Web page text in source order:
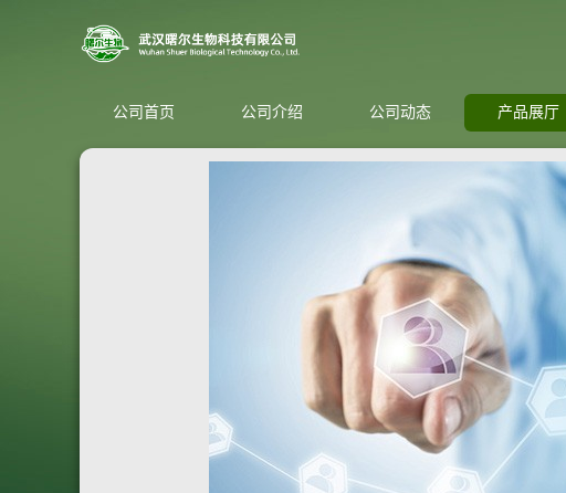
公司首页 公司介绍 公司动态 产品展厅